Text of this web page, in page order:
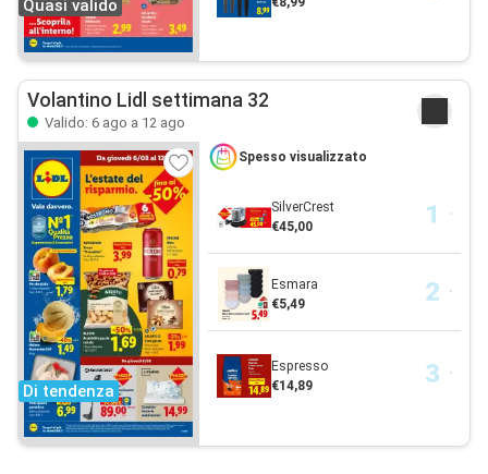
Quasi valido
Volantino Lidl settimana 32
Valido: 6 ago a 12 ago
Di tendenza
Spesso visualizzato
SilverCrest
€45,00
Esmara
€5,49
Espresso
€14,89